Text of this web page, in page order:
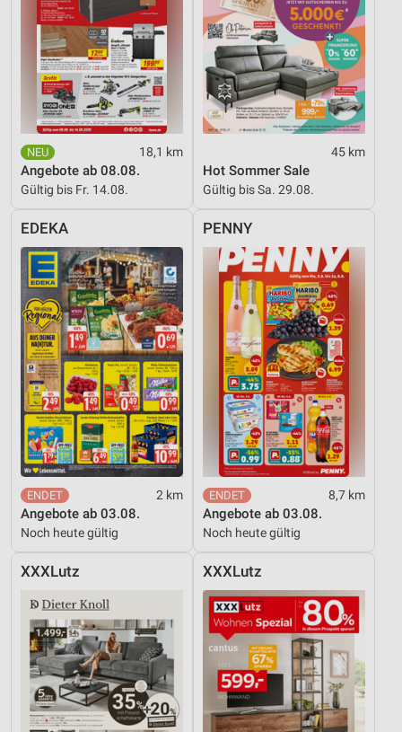
18,1 km
Angebote ab 08.08.
Gültig bis Fr. 14.08.
45 km
Hot Sommer Sale
Gültig bis Sa. 29.08.
EDEKA
2 km
Angebote ab 03.08.
Noch heute gültig
PENNY
8,7 km
Angebote ab 03.08.
Noch heute gültig
XXXLutz XXXLutz